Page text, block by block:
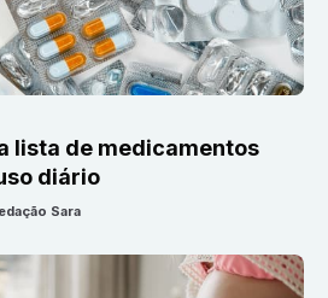
lista de medicamentos
diário
Sara